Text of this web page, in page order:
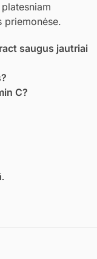
priemonėse.
saugus jautriai
C?